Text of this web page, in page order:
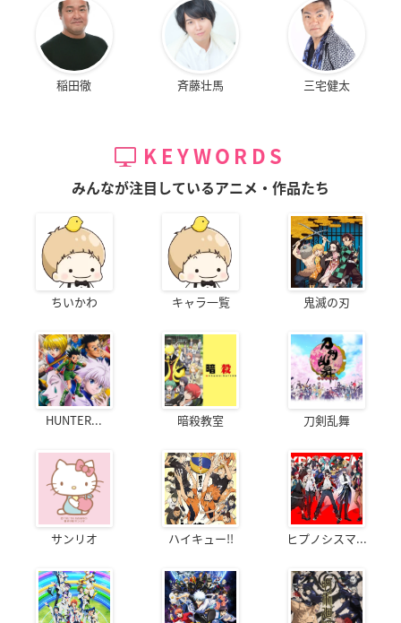
稲田徹 斉藤壮馬 三宅健太
KEYWORDS
みんなが注目しているアニメ・作品たち
ちいかわ キャラ一覧 鬼滅の刃
HUNTER... 暗殺教室 刀剣乱舞
サンリオ ハイキュー!! ヒプノシスマ...